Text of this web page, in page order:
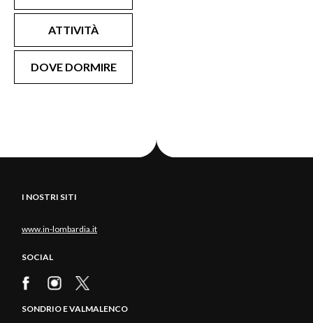
ATTIVITÀ
DOVE DORMIRE
I NOSTRI SITI
www.in-lombardia.it
SOCIAL
SONDRIO E VALMALENCO